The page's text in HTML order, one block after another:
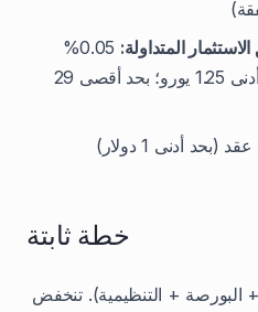
المتداولة:
0.05%
من قيمة المعاملة (بحد أدنى 1.25 يورو؛ بحد أقصى 29
خطة ثابتة
البورصة + التنظيمية). تنخفض